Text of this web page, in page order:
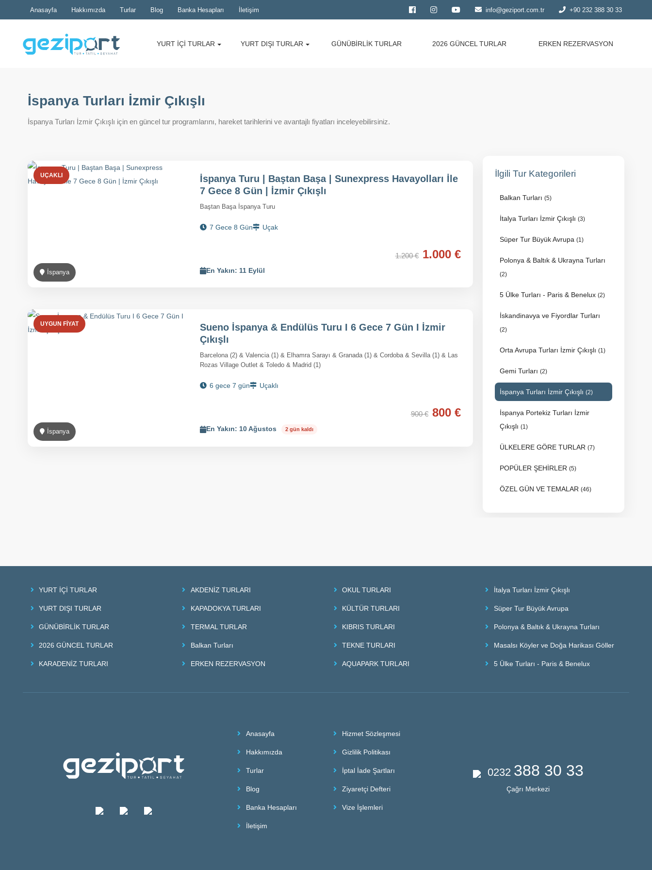
Anasayfa Hakkımızda Turlar Blog Banka Hesapları İletişim info@geziport.com.tr +90 232 388 30 33
YURT İÇİ TURLAR YURT DIŞI TURLAR GÜNÜBİRLİK TURLAR 2026 GÜNCEL TURLAR ERKEN REZERVASYON
İspanya Turları İzmir Çıkışlı
İspanya Turları İzmir Çıkışlı için en güncel tur programlarını, hareket tarihlerini ve avantajlı fiyatları inceleyebilirsiniz.
UÇAKLI
İspanya
İspanya Turu | Baştan Başa | Sunexpress Havayolları İle
7 Gece 8 Gün | İzmir Çıkışlı
Baştan Başa İspanya Turu
7 Gece 8 Gün Uçak
1.200 € 1.000 €
En Yakın: 11 Eylül
UYGUN FIYAT
İspanya
Sueno İspanya & Endülüs Turu I 6 Gece 7 Gün I İzmir
Çıkışlı
Barcelona (2) & Valencia (1) & Elhamra Sarayı & Granada (1) & Cordoba & Sevilla (1) & Las
Rozas Village Outlet & Toledo & Madrid (1)
6 gece 7 gün Uçaklı
900 € 800 €
En Yakın: 10 Ağustos 2 gün kaldı
İlgili Tur Kategorileri
Balkan Turları (5)
İtalya Turları İzmir Çıkışlı (3)
Süper Tur Büyük Avrupa (1)
Polonya & Baltık & Ukrayna Turları
(2)
5 Ülke Turları - Paris & Benelux (2)
İskandinavya ve Fiyordlar Turları
(2)
Orta Avrupa Turları İzmir Çıkışlı (1)
Gemi Turları (2)
İspanya Turları İzmir Çıkışlı (2)
İspanya Portekiz Turları İzmir
Çıkışlı (1)
ÜLKELERE GÖRE TURLAR (7)
POPÜLER ŞEHİRLER (5)
ÖZEL GÜN VE TEMALAR (46)
YURT İÇİ TURLAR
YURT DIŞI TURLAR
GÜNÜBİRLİK TURLAR
2026 GÜNCEL TURLAR
KARADENİZ TURLARI
AKDENİZ TURLARI
KAPADOKYA TURLARI
TERMAL TURLAR
Balkan Turları
ERKEN REZERVASYON
OKUL TURLARI
KÜLTÜR TURLARI
KIBRIS TURLARI
TEKNE TURLARI
AQUAPARK TURLARI
İtalya Turları İzmir Çıkışlı
Süper Tur Büyük Avrupa
Polonya & Baltık & Ukrayna Turları
Masalsı Köyler ve Doğa Harikası Göller
5 Ülke Turları - Paris & Benelux
Anasayfa
Hakkımızda
Turlar
Blog
Banka Hesapları
İletişim
Hizmet Sözleşmesi
Gizlilik Politikası
İptal İade Şartları
Ziyaretçi Defteri
Vize İşlemleri
0232 388 30 33
Çağrı Merkezi